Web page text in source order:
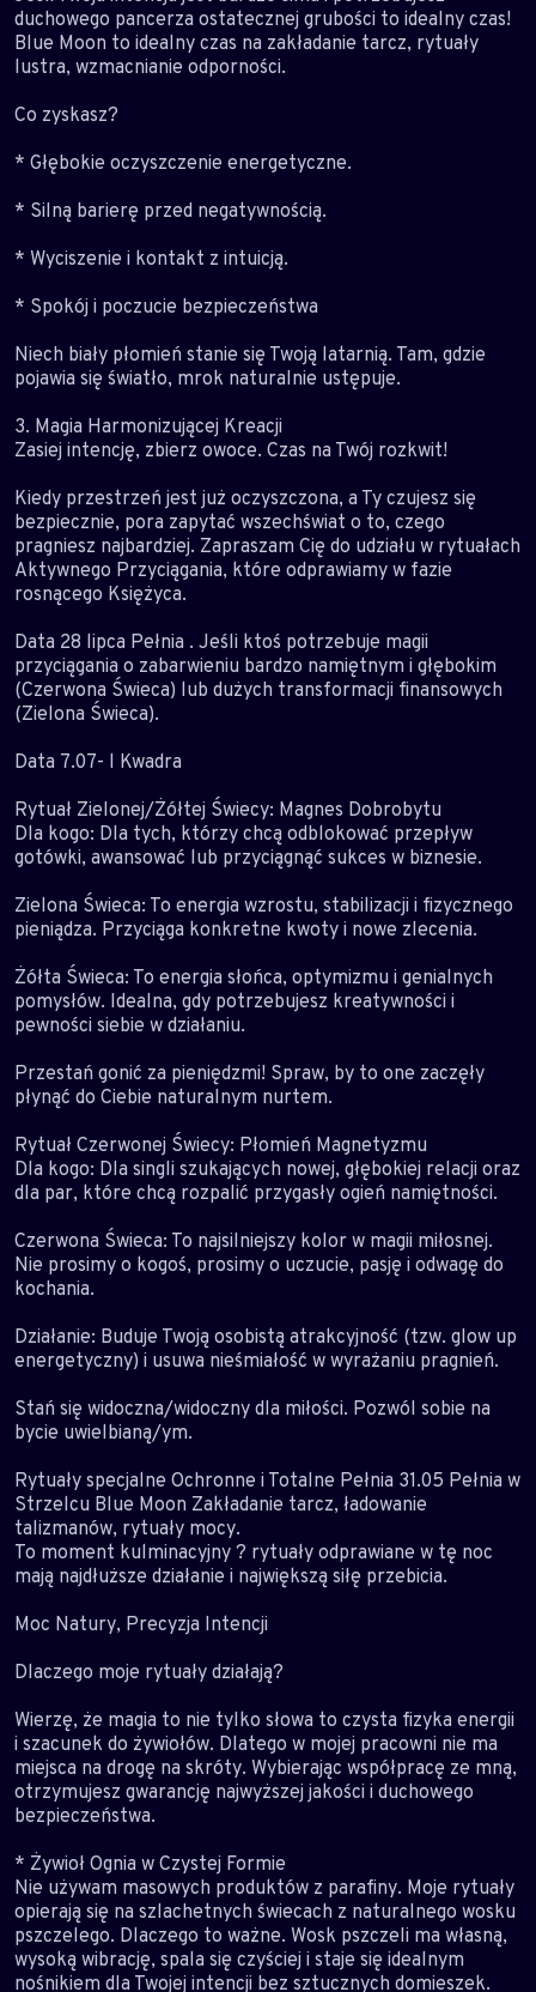
duchowego pancerza ostatecznej grubości to idealny czas!
Blue Moon to idealny czas na zakładanie tarcz, rytuały
lustra, wzmacnianie odporności.
Co zyskasz?
* Głębokie oczyszczenie energetyczne.
* Silną barierę przed negatywnością.
* Wyciszenie i kontakt z intuicją.
* Spokój i poczucie bezpieczeństwa
Niech biały płomień stanie się Twoją latarnią. Tam, gdzie
pojawia się światło, mrok naturalnie ustępuje.
3. Magia Harmonizującej Kreacji
Zasiej intencję, zbierz owoce. Czas na Twój rozkwit!
Kiedy przestrzeń jest już oczyszczona, a Ty czujesz się
bezpiecznie, pora zapytać wszechświat o to, czego
pragniesz najbardziej. Zapraszam Cię do udziału w rytuałach
Aktywnego Przyciągania, które odprawiamy w fazie
rosnącego Księżyca.
Data 28 lipca Pełnia . Jeśli ktoś potrzebuje magii
przyciągania o zabarwieniu bardzo namiętnym i głębokim
(Czerwona Świeca) lub dużych transformacji finansowych
(Zielona Świeca).
Data 7.07- I Kwadra
Rytuał Zielonej/Żółtej Świecy: Magnes Dobrobytu
Dla kogo: Dla tych, którzy chcą odblokować przepływ
gotówki, awansować lub przyciągnąć sukces w biznesie.
Zielona Świeca: To energia wzrostu, stabilizacji i fizycznego
pieniądza. Przyciąga konkretne kwoty i nowe zlecenia.
Żółta Świeca: To energia słońca, optymizmu i genialnych
pomysłów. Idealna, gdy potrzebujesz kreatywności i
pewności siebie w działaniu.
Przestań gonić za pieniędzmi! Spraw, by to one zaczęły
płynąć do Ciebie naturalnym nurtem.
Rytuał Czerwonej Świecy: Płomień Magnetyzmu
Dla kogo: Dla singli szukających nowej, głębokiej relacji oraz
dla par, które chcą rozpalić przygasły ogień namiętności.
Czerwona Świeca: To najsilniejszy kolor w magii miłosnej.
Nie prosimy o kogoś, prosimy o uczucie, pasję i odwagę do
kochania.
Działanie: Buduje Twoją osobistą atrakcyjność (tzw. glow up
energetyczny) i usuwa nieśmiałość w wyrażaniu pragnień.
Stań się widoczna/widoczny dla miłości. Pozwól sobie na
bycie uwielbianą/ym.
Rytuały specjalne Ochronne i Totalne Pełnia 31.05 Pełnia w
Strzelcu Blue Moon Zakładanie tarcz, ładowanie
talizmanów, rytuały mocy.
To moment kulminacyjny ? rytuały odprawiane w tę noc
mają najdłuższe działanie i największą siłę przebicia.
Moc Natury, Precyzja Intencji
Dlaczego moje rytuały działają?
Wierzę, że magia to nie tylko słowa to czysta fizyka energii
i szacunek do żywiołów. Dlatego w mojej pracowni nie ma
miejsca na drogę na skróty. Wybierając współpracę ze mną,
otrzymujesz gwarancję najwyższej jakości i duchowego
bezpieczeństwa.
* Żywioł Ognia w Czystej Formie
Nie używam masowych produktów z parafiny. Moje rytuały
opierają się na szlachetnych świecach z naturalnego wosku
pszczelego. Dlaczego to ważne. Wosk pszczeli ma własną,
wysoką wibrację, spala się czyściej i staje się idealnym
nośnikiem dla Twojej intencji bez sztucznych domieszek.